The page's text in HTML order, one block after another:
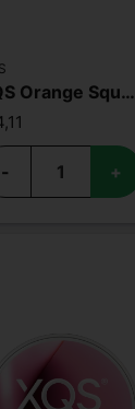
XQS Orange Squeeze Slim Strong
- +